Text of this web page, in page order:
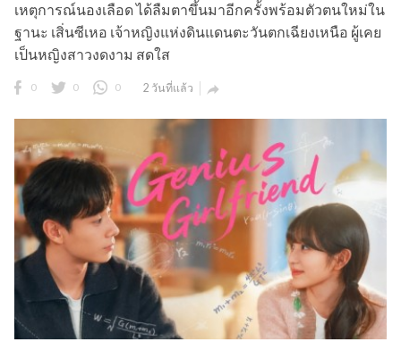
เหตุการณ์นองเลือด ได้ลืมตาขึ้นมาอีกครั้งพร้อมตัวตนใหม่ใน
ฐานะ เสิ่นซีเหอ เจ้าหญิงแห่งดินแดนตะวันตกเฉียงเหนือ ผู้เคย
เป็นหญิงสาวงดงาม สดใส
0 0 0 2 วันที่แล้ว 